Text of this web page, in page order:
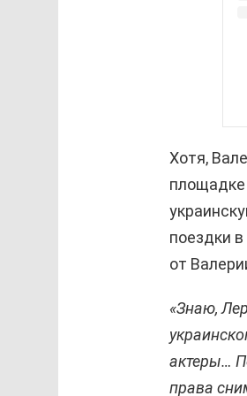
Хотя,
площадке
поездки
от
«Знаю,
актеры…
права